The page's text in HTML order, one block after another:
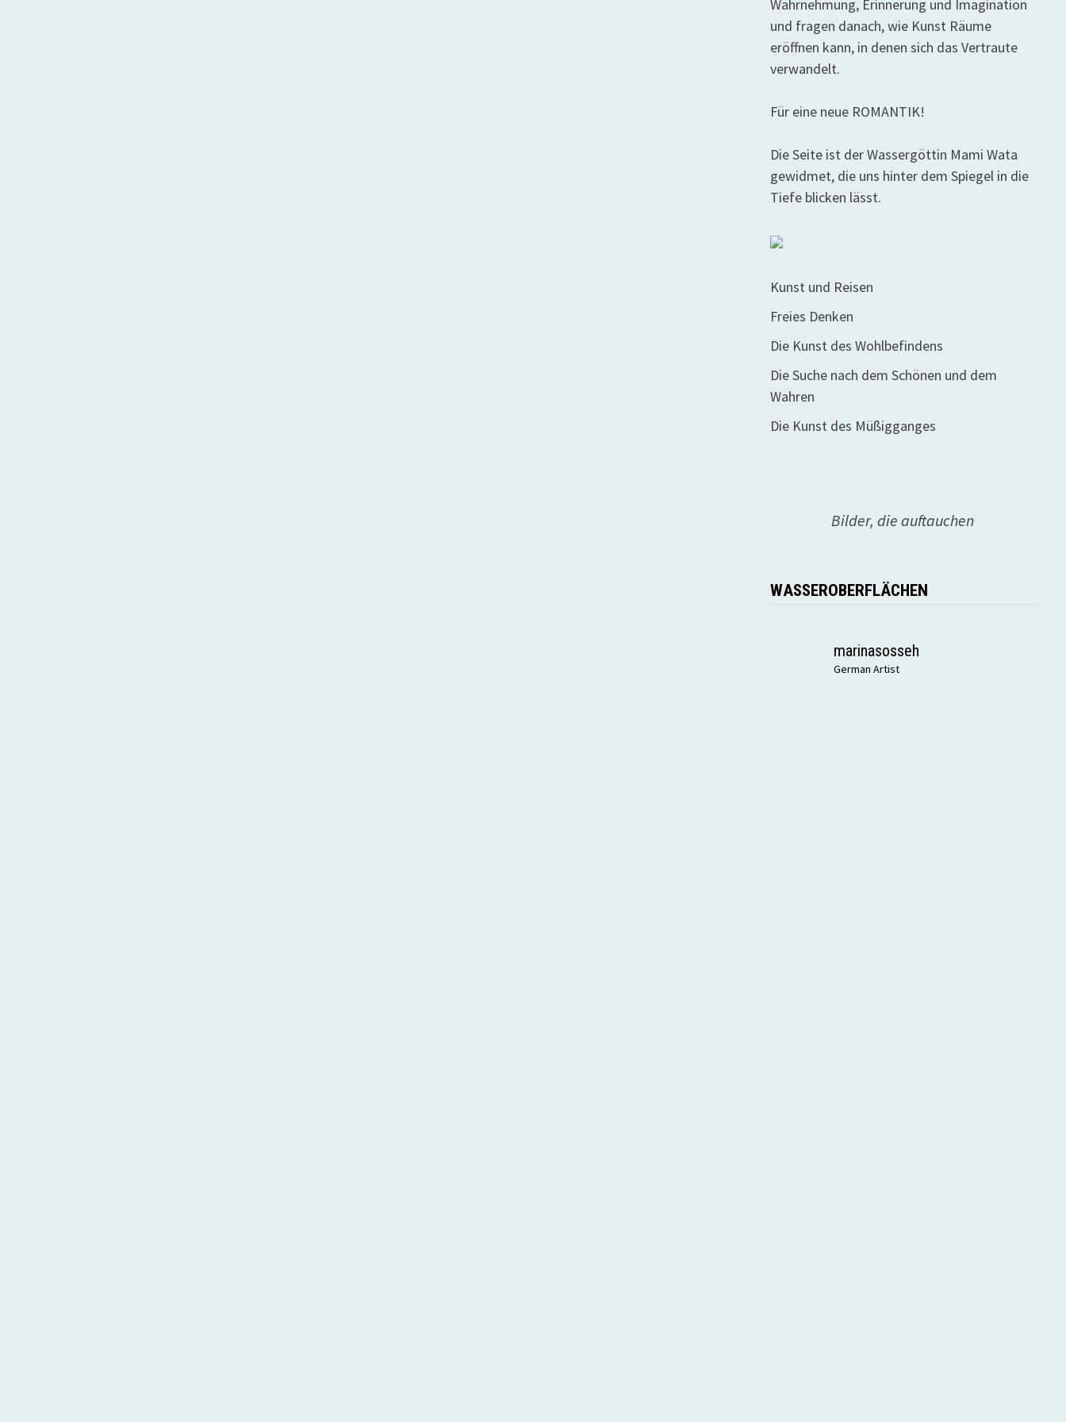
Wahrnehmung, Erinnerung und Imagination
und fragen danach, wie Kunst Räume
eröffnen kann, in denen sich das Vertraute
verwandelt.
Für eine neue ROMANTIK!
Die Seite ist der Wassergöttin Mami Wata
gewidmet, die uns hinter dem Spiegel in die
Tiefe blicken lässt.
Kunst und Reisen
Freies Denken
Die Kunst des Wohlbefindens
Die Suche nach dem Schönen und dem
Wahren
Die Kunst des Müßigganges
Bilder, die auftauchen
WASSEROBERFLÄCHEN
marinasosseh
German Artist